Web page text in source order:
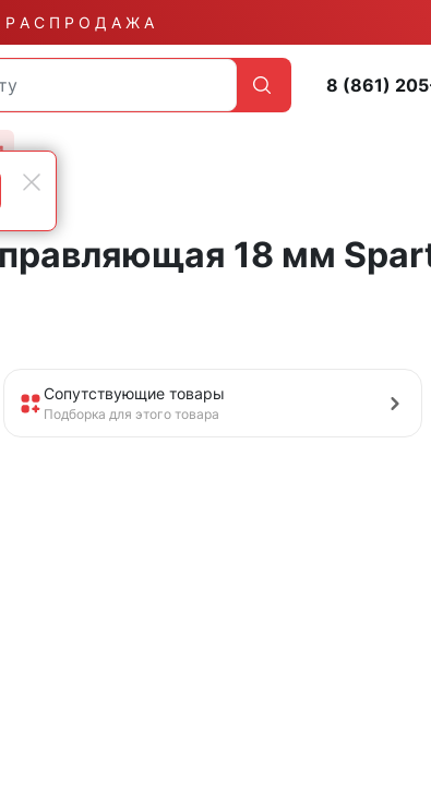
Р А С П Р О Д А Ж А
8 (861)
18 мм
Сопутствующие товары
Подборка для этого товара